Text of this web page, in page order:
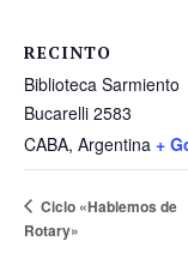
RECINTO
Biblioteca Sarmiento
Bucarelli 2583
CABA, Argentina +
Ciclo «Hablemos de
Rotary»